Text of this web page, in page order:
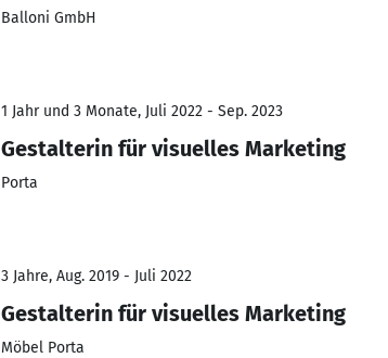
Balloni GmbH
1 Jahr und 3 Monate, Juli 2022 - Sep. 2023
Gestalterin für visuelles Marketing
Porta
3 Jahre, Aug. 2019 - Juli 2022
Gestalterin für visuelles Marketing
Möbel Porta